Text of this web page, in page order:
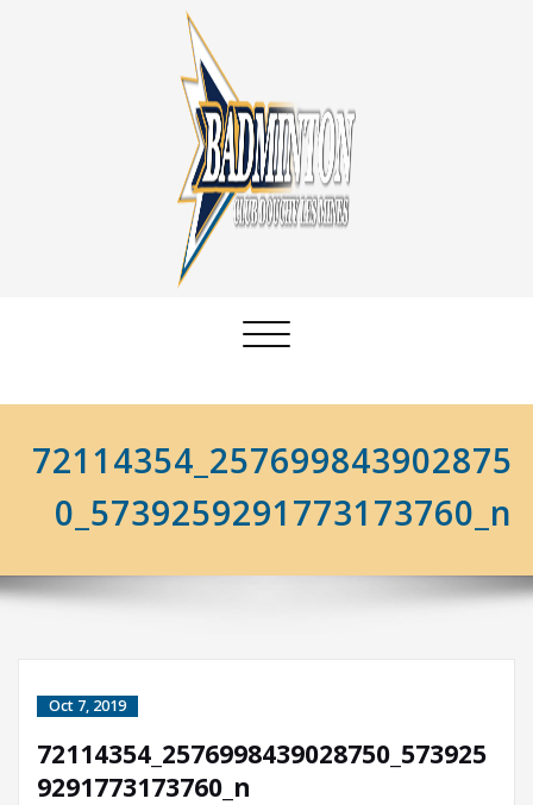
Afficher/masquer
72114354_257699843902875
0_5739259291773173760_n
Oct 7, 2019
72114354_2576998439028750_573925
9291773173760_n